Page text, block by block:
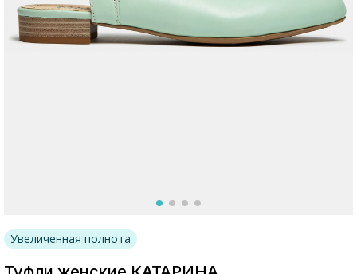
Покупателям
Увеличенная полнота